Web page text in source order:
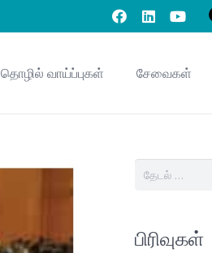
தொழில் வாய்ப்புகள் சேவைகள்
இதற்காகத்
பிரிவுகள்